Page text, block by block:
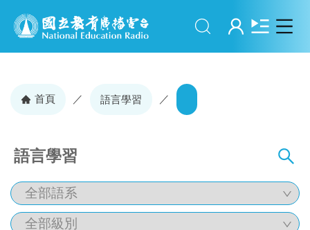
搜尋 登入
首頁 ／ 語言學習 ／
語言學習